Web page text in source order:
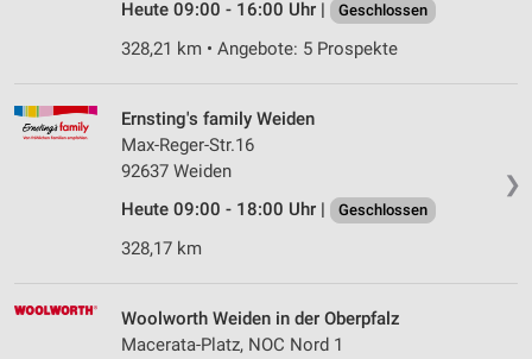
Heute 09:00 - 16:00 Uhr |
Geschlossen
328,21 km • Angebote: 5 Prospekte
❯
Ernsting's family Weiden
Max-Reger-Str.16
92637 Weiden
Heute 09:00 - 18:00 Uhr |
Geschlossen
328,17 km
Woolworth Weiden in der Oberpfalz
Macerata-Platz, NOC Nord 1